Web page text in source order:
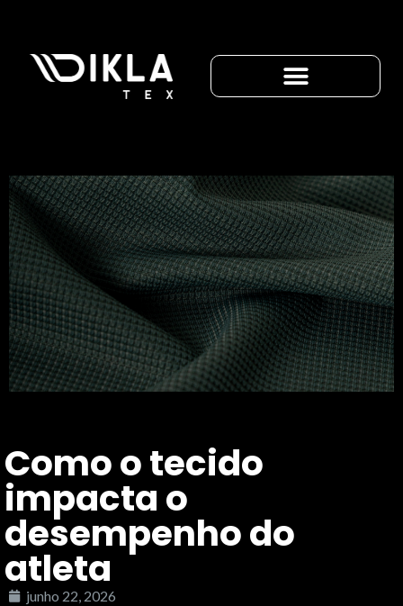
Como o tecido
impacta o
desempenho do
atleta
junho 22, 2026